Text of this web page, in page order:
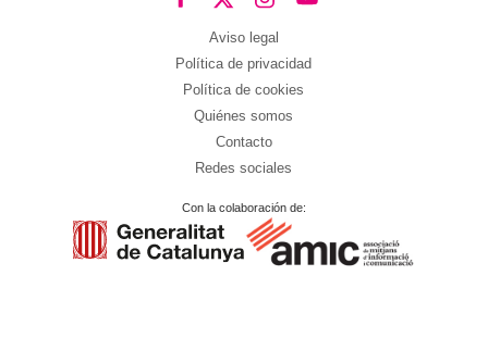
Aviso legal
Política de privacidad
Política de cookies
Quiénes somos
Contacto
Redes sociales
Con la colaboración de: